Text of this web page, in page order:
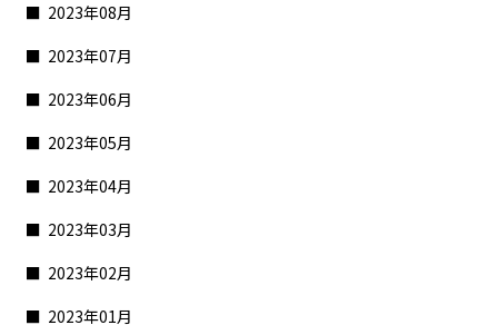
2023年08月
2023年07月
2023年06月
2023年05月
2023年04月
2023年03月
2023年02月
2023年01月